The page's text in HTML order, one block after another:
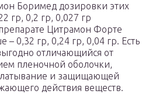
Боримед дозировки этих
гр, 0,2 гр, 0,027 гр
Цитрамон Форте
0,32 гр, 0,24 гр, 0,04 гр. Есть
отличающийся от
пленочной оболочки,
и защищающей
действия веществ.